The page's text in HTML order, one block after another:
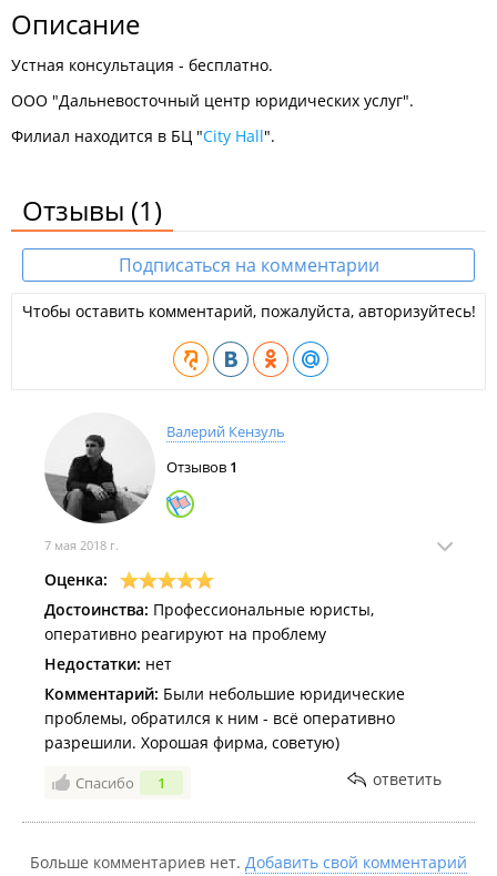
Описание
Устная консультация - бесплатно.
ООО "Дальневосточный центр юридических услуг".
Филиал находится в БЦ "City Hall".
Отзывы (1)
Подписаться на комментарии
Чтобы оставить комментарий, пожалуйста, авторизуйтесь!
Валерий Кензуль
Отзывов 1
7 мая 2018 г.
Оценка:
Достоинства: Профессиональные юристы,
оперативно реагируют на проблему
Недостатки: нет
Комментарий: Были небольшие юридические
проблемы, обратился к ним - всё оперативно
разрешили. Хорошая фирма, советую)
Спасибо 1 ответить
Больше комментариев нет. Добавить свой комментарий